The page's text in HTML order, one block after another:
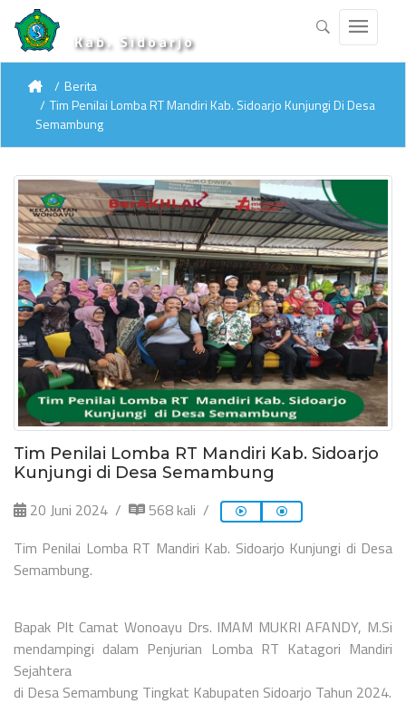
Kab. Sidoarjo
Berita
Tim Penilai Lomba RT Mandiri Kab. Sidoarjo Kunjungi Di Desa
Semambung
Tim Penilai Lomba RT Mandiri Kab. Sidoarjo
Kunjungi di Desa Semambung
20 Juni 2024
568 kali
Tim Penilai Lomba RT Mandiri Kab. Sidoarjo Kunjungi di Desa
Semambung.
Bapak Plt Camat Wonoayu Drs. IMAM MUKRI AFANDY, M.Si
mendampingi dalam Penjurian Lomba RT Katagori Mandiri
Sejahtera
di Desa Semambung Tingkat Kabupaten Sidoarjo Tahun 2024.